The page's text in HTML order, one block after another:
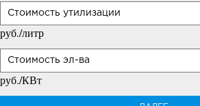
руб./литр
руб./КВт